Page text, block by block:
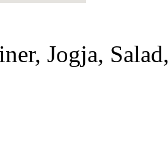
Jogja,